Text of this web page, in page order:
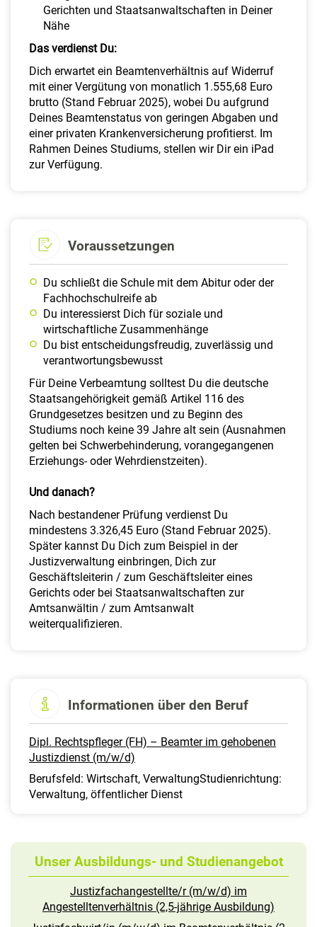
Gerichten und Staatsanwaltschaften in Deiner
Nähe
Das verdienst Du:
Dich erwartet ein Beamtenverhältnis auf Widerruf
mit einer Vergütung von monatlich 1.555,68 Euro
brutto (Stand Februar 2025), wobei Du aufgrund
Deines Beamtenstatus von geringen Abgaben und
einer privaten Krankenversicherung profitierst. Im
Rahmen Deines Studiums, stellen wir Dir ein iPad
zur Verfügung.
Voraussetzungen
Du schließt die Schule mit dem Abitur oder der
Fachhochschulreife ab
Du interessierst Dich für soziale und
wirtschaftliche Zusammenhänge
Du bist entscheidungsfreudig, zuverlässig und
verantwortungsbewusst
Für Deine Verbeamtung solltest Du die deutsche
Staatsangehörigkeit gemäß Artikel 116 des
Grundgesetzes besitzen und zu Beginn des
Studiums noch keine 39 Jahre alt sein (Ausnahmen
gelten bei Schwerbehinderung, vorangegangenen
Erziehungs- oder Wehrdienstzeiten).
Und danach?
Nach bestandener Prüfung verdienst Du
mindestens 3.326,45 Euro (Stand Februar 2025).
Später kannst Du Dich zum Beispiel in der
Justizverwaltung einbringen, Dich zur
Geschäftsleiterin / zum Geschäftsleiter eines
Gerichts oder bei Staatsanwaltschaften zur
Amtsanwältin / zum Amtsanwalt
weiterqualifizieren.
Informationen über den Beruf
Dipl. Rechtspfleger (FH) – Beamter im gehobenen
Justizdienst (m/w/d)
Berufsfeld: Wirtschaft, VerwaltungStudienrichtung:
Verwaltung, öffentlicher Dienst
Unser Ausbildungs- und Studienangebot
Justizfachangestellte/r (m/w/d) im
Angestelltenverhältnis (2,5-jährige Ausbildung)